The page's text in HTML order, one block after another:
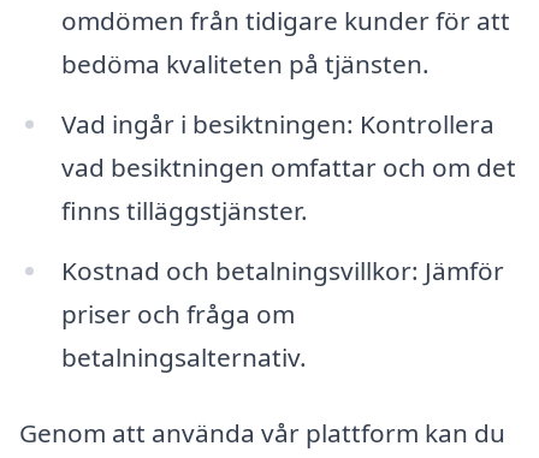
omdömen från tidigare kunder för att
bedöma kvaliteten på tjänsten.
Vad ingår i besiktningen: Kontrollera
vad besiktningen omfattar och om det
finns tilläggstjänster.
Kostnad och betalningsvillkor: Jämför
priser och fråga om
betalningsalternativ.
Genom att använda vår plattform kan du